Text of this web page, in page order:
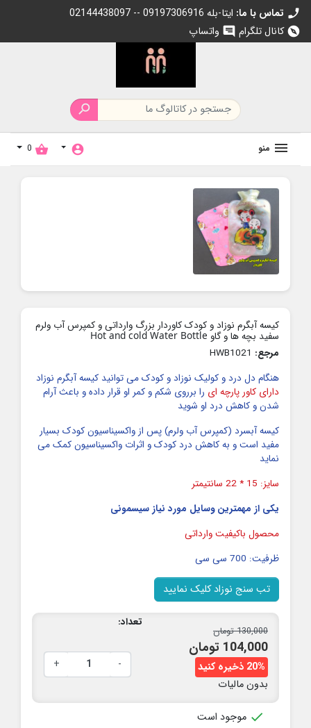
call تماس با ما: 02144438097 -- 09197306916 ایتا-بله
explore کانال تلگرام chat واتساپ

منو account_circle
shopping_basket
0
کیسه آبگرم نوزاد و کودک کاوردار بزرگ وارداتی و کمپرس آب ولرم
سفید بچه ها و گاو Hot and cold Water Bottle
مرجع:
هنگام دل درد و کولیک نوزاد و کودک می توانید کیسه آبگرم نوزاد
دارای کاور پارچه ای را برروی شکم و کمر او قرار داده و باعث آرام
شدن و کاهش درد او شوید
کیسه آبسرد (کمپرس آب ولرم) پس از واکسیناسیون کودک بسیار
مفید است و به کاهش درد کودک و اثرات واکسیناسیون کمک می
نماید
سایز: 15 * 22 سانتیمتر
یکی از مهمترین وسایل مورد نیاز سیسمونی
محصول باکیفیت وارداتی
ظرفیت: 700 سی سی
تب سنج نوزاد کلیک نمایید
130,000 تومان
104,000 تومان
20% ذخیره کنید
بدون مالیات
تعداد:
-
+
 موجود است